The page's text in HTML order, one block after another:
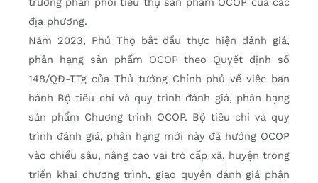
địa phương.
Năm 2023, Phú Thọ bắt đầu thực hiện đánh giá,
phân hạng sản phẩm OCOP theo Quyết định số
148/QĐ-TTg của Thủ tướng Chính phủ về việc ban
hành Bộ tiêu chí và quy trình đánh giá, phân hạng
sản phẩm Chương trình OCOP. Bộ tiêu chí và quy
trình đánh giá, phân hạng mới này đã hướng OCOP
vào chiều sâu, nâng cao vai trò cấp xã, huyện trong
triển khai chương trình, giao quyền đánh giá phân